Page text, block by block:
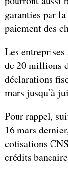
garanties par
paiement des
Les
de 20 millions
déclarations
mars jusqu’à
Pour rappel,
16 mars
cotisations
crédits